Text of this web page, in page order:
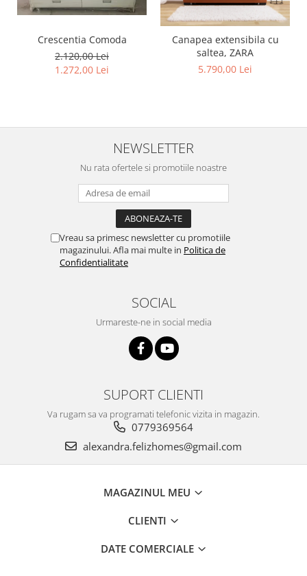
Crescentia Comoda
2.120,00 Lei
1.272,00 Lei
Canapea extensibila cu
saltea, ZARA
5.790,00 Lei
NEWSLETTER
Nu rata ofertele si promotiile noastre
Vreau sa primesc newsletter cu promotiile
magazinului. Afla mai multe in Politica de
Confidentialitate
SOCIAL
Urmareste-ne in social media
SUPORT CLIENTI
Va rugam sa va programati telefonic vizita in magazin.
0779369564
alexandra.felizhomes@gmail.com
MAGAZINUL MEU
CLIENTI
DATE COMERCIALE